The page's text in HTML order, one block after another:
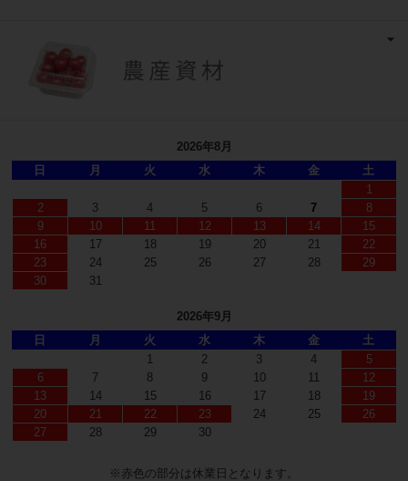
2026年8月
日
月 火 水 木 金
土
1
2
3 4 5 6 7
8
9
10 11 12 13 14
15
16
17 18 19 20 21
22
23
24 25 26 27 28
29
30
31
2026年9月
日
月 火 水 木 金
土
1
2 3 4
5
6
7 8 9 10 11
12
13
14 15 16 17 18
19
20
21 22 23 24 25
26
27
28 29 30
※赤色の部分は休業日となります。